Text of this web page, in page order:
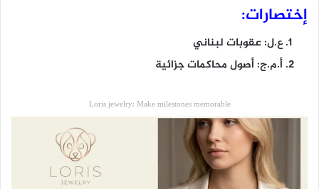
إختصارات:
ع.ل: عقوبات لبناني
أ.م.ج: أصول محاكمات جزائية
Loris jewelry: Make milestones memorable